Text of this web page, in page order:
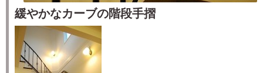
緩やかなカーブの階段手摺